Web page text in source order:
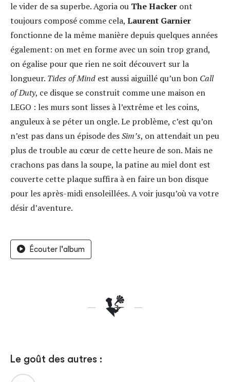
le vider de sa superbe. Agoria ou The Hacker ont
toujours composé comme cela, Laurent Garnier
fonctionne de la même manière depuis quelques années
également: on met en forme avec un soin trop grand,
on égalise pour que rien ne soit découvert sur la
longueur. Tides of Mind est aussi aiguillé qu’un bon Call
of Duty, ce disque se construit comme une maison en
LEGO : les murs sont lisses à l’extrême et les coins,
anguleux à se péter un ongle. Le problème, c’est qu’on
n’est pas dans un épisode desSim’s, on attendait un peu
plus de trouble au cœur de cette heure de son. Mais ne
crachons pas dans la soupe, la patine au miel dont est
couverte cette plaque suffira à en faire un bon disque
pour les après-midi ensoleillées. A voir jusqu’où va votre
désir d’aventure.
Écouter l'album
Le goût des autres :